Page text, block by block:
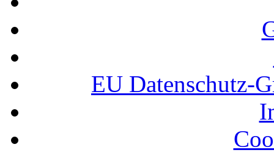
EU Datenschutz-